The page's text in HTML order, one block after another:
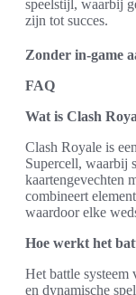
speelstijl, waarbij
zijn tot succes.
Zonder in-game
FAQ
Wat is Clash
Clash Royale is
Supercell, waarbij
kaartengevechten
combineert
waardoor elke
Hoe werkt het
Het battle systeem
en dynamische